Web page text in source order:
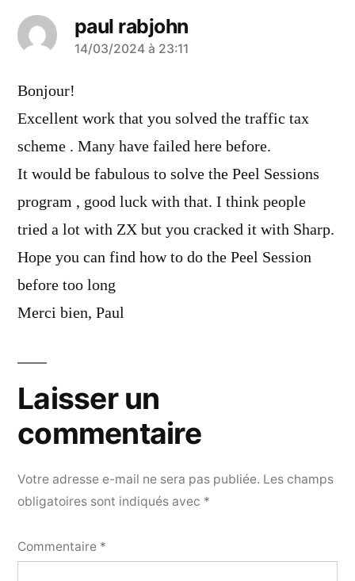
paul rabjohn
a
dit :
14/03/2024 à 23:11
Bonjour!
Excellent work that you solved the traffic tax
scheme . Many have failed here before.
It would be fabulous to solve the Peel Sessions
program , good luck with that. I think people
tried a lot with ZX but you cracked it with Sharp.
Hope you can find how to do the Peel Session
before too long
Merci bien, Paul
Laisser un
commentaire
Votre adresse e-mail ne sera pas publiée. Les champs
obligatoires sont indiqués avec *
Commentaire *